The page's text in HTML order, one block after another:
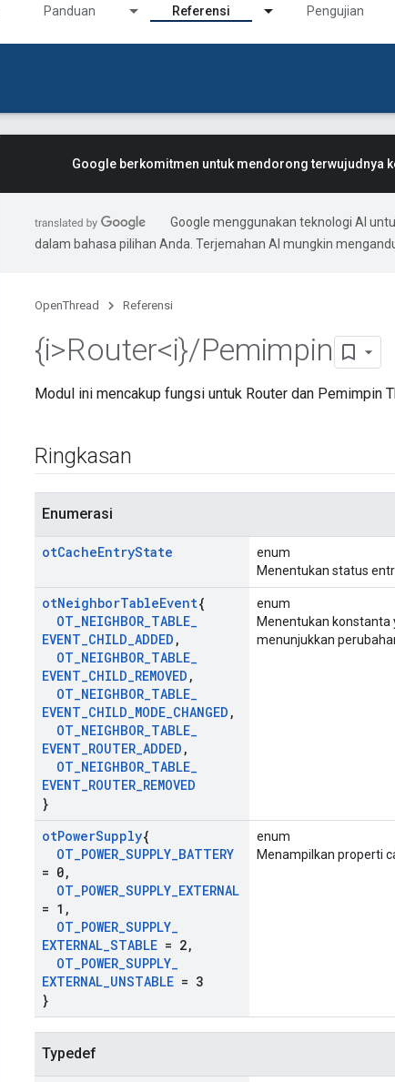
Panduan Referensi Pengujian
Google berkomitmen untuk mendorong terwujudnya
Google menggunakan teknologi AI
dalam bahasa pilihan Anda. Terjemahan AI mungkin
OpenThread Referensi
{i>Router<i}/Pemimpin
Modul ini mencakup fungsi untuk Router dan Pemimpin
Ringkasan
Enumerasi
otCacheEntryState
enum
Menentukan status entri
otNeighborTableEvent{
OT_NEIGHBOR_TABLE_
EVENT_CHILD_ADDED ,
OT_NEIGHBOR_TABLE_
EVENT_CHILD_REMOVED ,
OT_NEIGHBOR_TABLE_
EVENT_CHILD_MODE_CHANGED ,
OT_NEIGHBOR_TABLE_
EVENT_ROUTER_ADDED ,
OT_NEIGHBOR_TABLE_
EVENT_ROUTER_REMOVED
}
enum
Menentukan konstanta
menunjukkan
otPowerSupply{
OT_POWER_SUPPLY_BATTERY
= 0,
OT_POWER_SUPPLY_EXTERNAL
= 1 ,
OT_POWER_SUPPLY_
EXTERNAL_STABLE = 2,
OT_POWER_SUPPLY_
EXTERNAL_UNSTABLE = 3
}
enum
Menampilkan properti
Typedef